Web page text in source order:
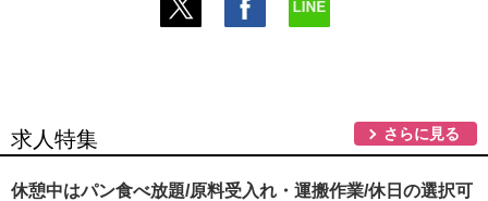
求人特集 さらに見る
休憩中はパン食べ放題/原料受入れ・運搬作業/休日の選択可